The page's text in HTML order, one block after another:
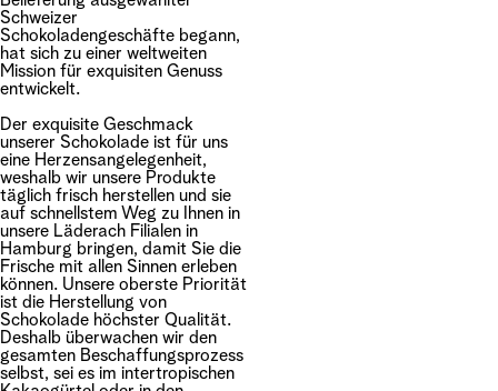
Schweizer
Schokoladengeschäfte begann,
hat sich zu einer weltweiten
Mission für exquisiten Genuss
entwickelt.
Der exquisite Geschmack
unserer Schokolade ist für uns
eine Herzensangelegenheit,
weshalb wir unsere Produkte
täglich frisch herstellen und sie
auf schnellstem Weg zu Ihnen in
unsere Läderach Filialen in
Hamburg bringen, damit Sie die
Frische mit allen Sinnen erleben
können. Unsere oberste Priorität
ist die Herstellung von
Schokolade höchster Qualität.
Deshalb überwachen wir den
gesamten Beschaffungsprozess
selbst, sei es im intertropischen